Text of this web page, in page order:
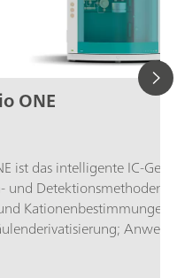
ONE
ist das intelligente IC-
Detektionsmethoden
Kationenbestimmungen